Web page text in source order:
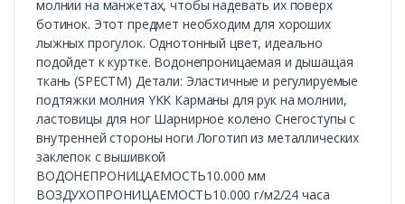
молнии на манжетах, чтобы надевать их поверх
ботинок. Этот предмет необходим для хороших
лыжных прогулок. Однотонный цвет, идеально
подойдет к куртке. Водонепроницаемая и дышащая
ткань (SPECTM) Детали: Эластичные и регулируемые
подтяжки молния YKK Карманы для рук на молнии,
ластовицы для ног Шарнирное колено Снегоступы с
внутренней стороны ноги Логотип из металлических
заклепок с вышивкой
ВОДОНЕПРОНИЦАЕМОСТЬ10.000 мм
ВОЗДУХОПРОНИЦАЕМОСТЬ10.000 г/м2/24 часа